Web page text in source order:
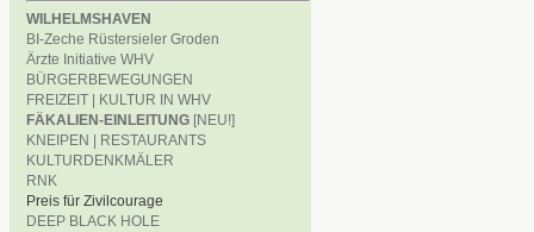
WILHELMSHAVEN
BI-Zeche Rüstersieler Groden
Ärzte Initiative WHV
BÜRGERBEWEGUNGEN
FREIZEIT | KULTUR IN WHV
FÄKALIEN-EINLEITUNG [NEU!]
KNEIPEN | RESTAURANTS
KULTURDENKMÄLER
RNK
Preis für Zivilcourage
DEEP BLACK HOLE